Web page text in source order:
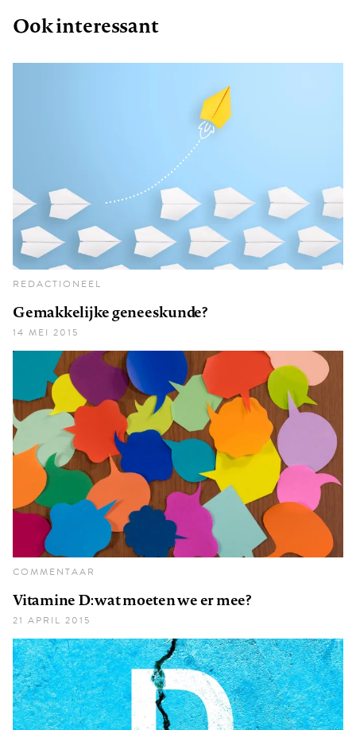
Ook interessant
REDACTIONEEL
Gemakkelijke geneeskunde?
14 MEI 2015
COMMENTAAR
Vitamine D: wat moeten we er mee?
21 APRIL 2015